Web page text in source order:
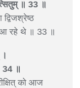
॥ 33 ॥
आ रहे थे ॥ 33 ॥
34 ॥
को आज